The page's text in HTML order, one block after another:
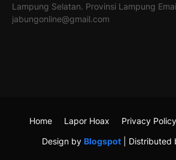
Lampung Selatan. Provinsi Lampung
jabungonline@gmail.com
Design by Blogspot | Distributed
Home Lapor Hoax Privacy Policy